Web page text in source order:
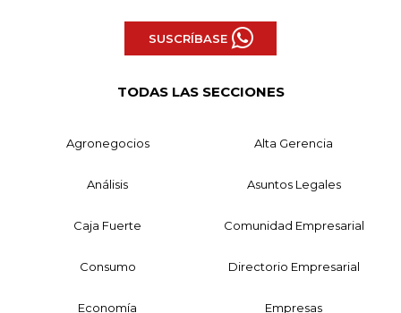
SUSCRÍBASE
TODAS LAS SECCIONES
Agronegocios Alta Gerencia
Análisis Asuntos Legales
Caja Fuerte Comunidad Empresarial
Consumo Directorio Empresarial
Economía Empresas